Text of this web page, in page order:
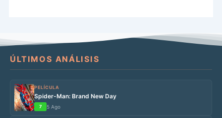
ÚLTIMOS ANÁLISIS
PELÍCULA
Spider-Man: Brand New Day
7 5 Ago